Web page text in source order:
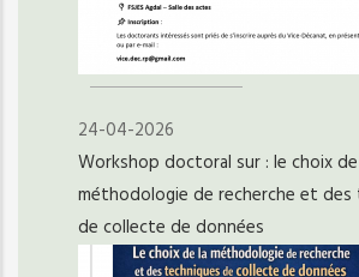
24-04-2026
Workshop doctoral sur : le choix de
méthodologie de recherche et des
de collecte de données